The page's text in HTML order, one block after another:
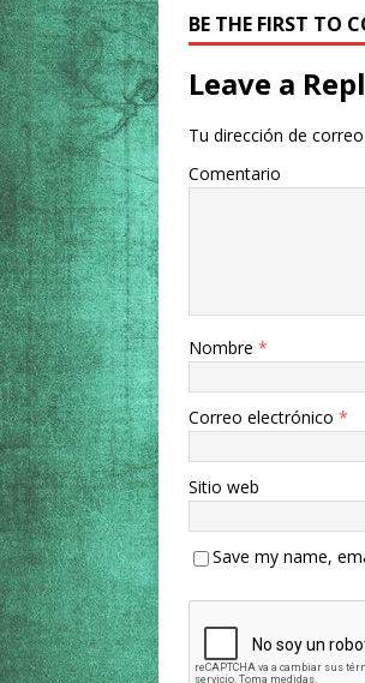
BE THE FIRST TO
Leave a
Tu dirección de
Comentario
Nombre *
Correo electrónico *
Sitio web
Save my name,